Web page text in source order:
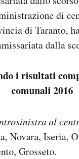
di
di Taranto,
dalla
i risultati
comunali 2016
al
Novara, Iseria,
Grosseto.